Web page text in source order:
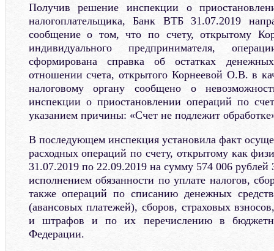
Получив решение инспекции о
налогоплательщика, Банк ВТБ 31.07.2019
сообщение о том, что по счету, открытому
индивидуального предпринимателя,
сформирована справка об остатках
отношении счета, открытого Корнеевой О.В. в
налоговому органу сообщено о
инспекции о приостановлении операций по
указанием причины: «Счет не подлежит
В последующем инспекция установила факт
расходных операций по счету, открытому как
31.07.2019 по 22.09.2019 на сумму 574 006 рублей
исполнением обязанности по уплате налогов,
также операций по списанию денежных
(авансовых платежей), сборов, страховых
и штрафов и по их перечислению в
Федерации.